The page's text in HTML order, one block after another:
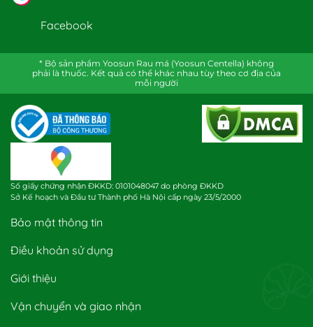
Facebook
* Bộ sản phẩm Yoosun Rau má (Yoosun Centella) không
phải là thuốc. Kết quả có thể khác nhau tùy theo cơ địa của
mỗi người
Số giấy chứng nhận ĐKKD: 0101048047 do phòng ĐKKD
Sở Kế hoạch và Đầu tư Thành phố Hà Nội cấp ngày 23/5/2000
Bảo mật thông tin
Điều khoản sử dụng
Giới thiệu
Vận chuyển và giao nhận